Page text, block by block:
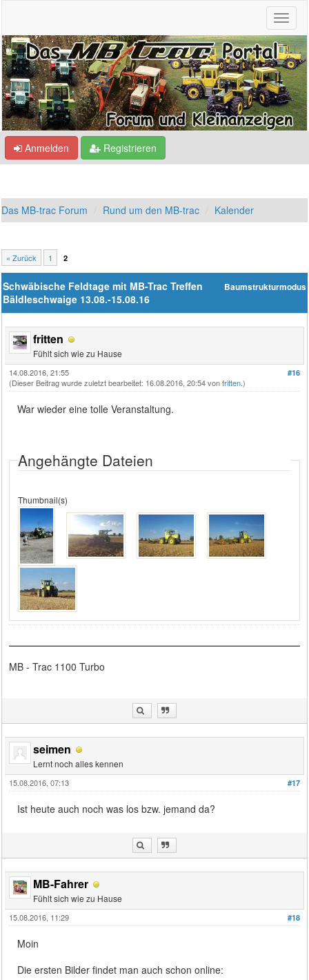
Anmelden Registrieren
Das MB-trac Forum Rund um den MB-trac Kalender
« Zurück 1 2
Baumstrukturmodus
Schwäbische Feldtage mit MB-Trac Treffen
Bäldleschwaige 13.08.-15.08.16
fritten
Fühlt sich wie zu Hause
#16
14.08.2016, 21:55
(Dieser Beitrag wurde zuletzt bearbeitet: 16.08.2016, 20:54 vonfritten.)
War wieder eine tolle Veranstaltung.
Angehängte Dateien
Thumbnail(s)
MB - Trac 1100 Turbo
seimen
Lernt noch alles kennen
#17
15.08.2016, 07:13
Ist heute auch noch was los bzw. jemand da?
MB-Fahrer
Fühlt sich wie zu Hause
#18
15.08.2016, 11:29
Moin
Die ersten Bilder findet man auch schon online: